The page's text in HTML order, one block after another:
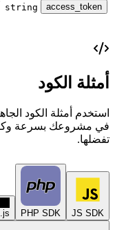
access_token
string
أمثلة الكود
في مشروعك بسرعة
تفضلها.
JS SDK
PHP SDK